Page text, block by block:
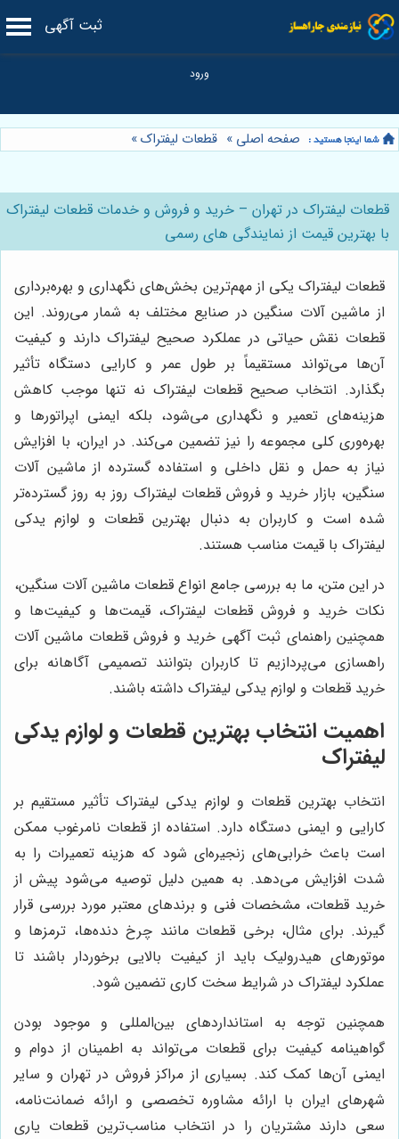
ثبت آگهی
صفحه اصلی » قطعات لیفتراک»
قطعات لیفتراک در تهران – خرید و فروش و خدمات قطعات لیفتراک
با بهترین قیمت از نمایندگی های رسمی
قطعات لیفتراک یکی از مهم‌ترین بخش‌های نگهداری و بهره‌برداری
از ماشین آلات سنگین در صنایع مختلف به شمار می‌روند. این
قطعات نقش حیاتی در عملکرد صحیح لیفتراک دارند و کیفیت
آن‌ها می‌تواند مستقیماً بر طول عمر و کارایی دستگاه تأثیر
بگذارد. انتخاب صحیح قطعات لیفتراک نه تنها موجب کاهش
هزینه‌های تعمیر و نگهداری می‌شود، بلکه ایمنی اپراتورها و
بهره‌وری کلی مجموعه را نیز تضمین می‌کند. در ایران، با افزایش
نیاز به حمل و نقل داخلی و استفاده گسترده از ماشین آلات
سنگین، بازار خرید و فروش قطعات لیفتراک روز به روز گسترده‌تر
شده است و کاربران به دنبال بهترین قطعات و لوازم یدکی
لیفتراک با قیمت مناسب هستند.
در این متن، ما به بررسی جامع انواع قطعات ماشین آلات سنگین،
نکات خرید و فروش قطعات لیفتراک، قیمت‌ها و کیفیت‌ها و
همچنین راهنمای ثبت آگهی خرید و فروش قطعات ماشین آلات
راهسازی می‌پردازیم تا کاربران بتوانند تصمیمی آگاهانه برای
خرید قطعات و لوازم یدکی لیفتراک داشته باشند.
اهمیت انتخاب بهترین قطعات و لوازم یدکی
لیفتراک
انتخاب بهترین قطعات و لوازم یدکی لیفتراک تأثیر مستقیم بر
کارایی و ایمنی دستگاه دارد. استفاده از قطعات نامرغوب ممکن
است باعث خرابی‌های زنجیره‌ای شود که هزینه تعمیرات را به
شدت افزایش می‌دهد. به همین دلیل توصیه می‌شود پیش از
خرید قطعات، مشخصات فنی و برندهای معتبر مورد بررسی قرار
گیرند. برای مثال، برخی قطعات مانند چرخ دنده‌ها، ترمزها و
موتورهای هیدرولیک باید از کیفیت بالایی برخوردار باشند تا
عملکرد لیفتراک در شرایط سخت کاری تضمین شود.
همچنین توجه به استانداردهای بین‌المللی و موجود بودن
گواهینامه کیفیت برای قطعات می‌تواند به اطمینان از دوام و
ایمنی آن‌ها کمک کند. بسیاری از مراکز فروش در تهران و سایر
شهرهای ایران با ارائه مشاوره تخصصی و ارائه ضمانت‌نامه،
سعی دارند مشتریان را در انتخاب مناسب‌ترین قطعات یاری